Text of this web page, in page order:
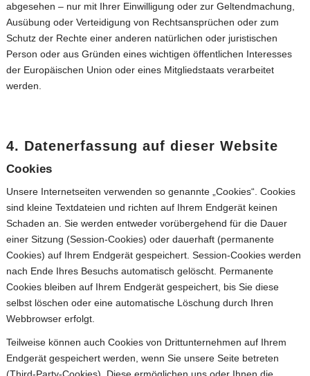
abgesehen – nur mit Ihrer Einwilligung oder zur Geltendmachung,
Ausübung oder Verteidigung von Rechtsansprüchen oder zum
Schutz der Rechte einer anderen natürlichen oder juristischen
Person oder aus Gründen eines wichtigen öffentlichen Interesses
der Europäischen Union oder eines Mitgliedstaats verarbeitet
werden.
4. Datenerfassung auf dieser Website
Cookies
Unsere Internetseiten verwenden so genannte „Cookies“. Cookies
sind kleine Textdateien und richten auf Ihrem Endgerät keinen
Schaden an. Sie werden entweder vorübergehend für die Dauer
einer Sitzung (Session-Cookies) oder dauerhaft (permanente
Cookies) auf Ihrem Endgerät gespeichert. Session-Cookies werden
nach Ende Ihres Besuchs automatisch gelöscht. Permanente
Cookies bleiben auf Ihrem Endgerät gespeichert, bis Sie diese
selbst löschen oder eine automatische Löschung durch Ihren
Webbrowser erfolgt.
Teilweise können auch Cookies von Drittunternehmen auf Ihrem
Endgerät gespeichert werden, wenn Sie unsere Seite betreten